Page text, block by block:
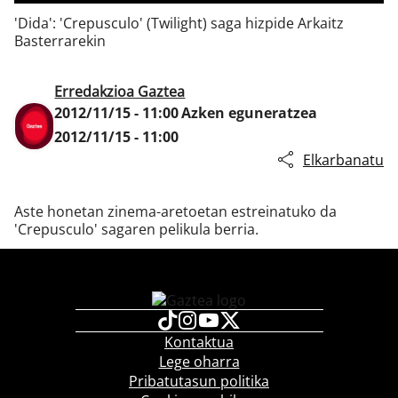
'Dida': 'Crepusculo' (Twilight) saga hizpide Arkaitz
Basterrarekin
Erredakzioa Gaztea
2012/11/15 - 11:00Azken eguneratzea
2012/11/15 - 11:00
Elkarbanatu
Aste honetan zinema-aretoetan estreinatuko da
'Crepusculo' sagaren pelikula berria.
Kontaktua
Lege oharra
Pribatutasun politika